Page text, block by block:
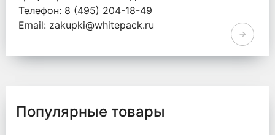
Телефон: 8 (495) 204-18-49
Email: zakupki@whitepack.ru
Популярные товары